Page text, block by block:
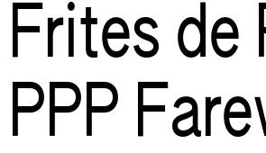
Frites de
PPP